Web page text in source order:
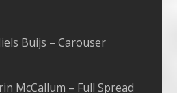
Buijs – Carouser
McCallum – Full Spread